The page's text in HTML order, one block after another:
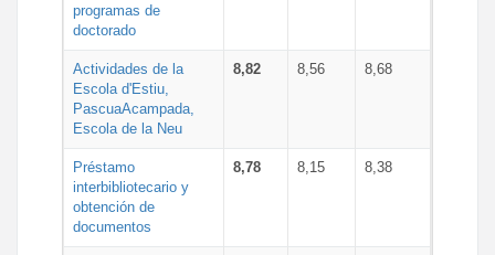
programas de
doctorado
Actividades de la
Escola d'Estiu,
PascuaAcampada,
Escola de la Neu
8,82 8,56 8,68
Préstamo
interbibliotecario y
obtención de
documentos
8,78 8,15 8,38